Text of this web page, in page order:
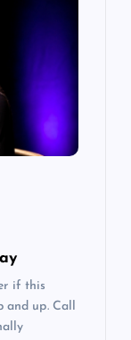
if this
and up. Call